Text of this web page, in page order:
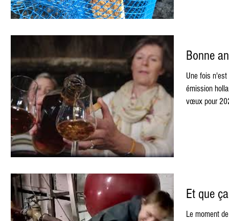
Bonne
Une fois
émission
Et que
Le moment